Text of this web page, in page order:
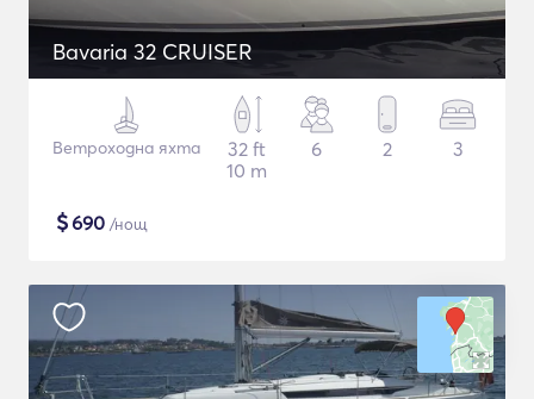
Bavaria 32 CRUISER
Ветроходна яхта
32 ft
10 m
6 2 3
$690 /нощ